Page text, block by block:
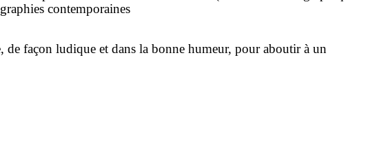
contemporaines
de façon ludique et dans la bonne humeur, pour aboutir à un